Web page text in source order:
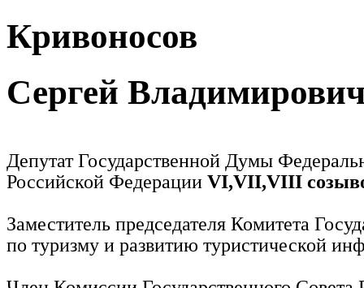
Кривоносов
Сергей
Депутат Государственной Думы
Российской Федерации VI,VII,VIII
Заместитель председателя Комитета
по туризму и развитию туристической